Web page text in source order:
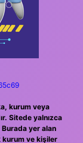
kurum veya
Sitede yalnızca
Burada yer alan
kurum ve kişiler